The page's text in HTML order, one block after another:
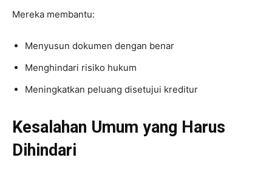
Mereka membantu:
Menyusun dokumen dengan benar
Menghindari risiko hukum
Meningkatkan peluang disetujui kreditur
Kesalahan Umum yang Harus
Dihindari